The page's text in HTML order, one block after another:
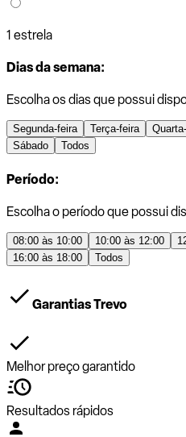
1 estrela
Dias da semana:
Escolha os dias que possui
Segunda-feira Terça-feira
Sábado
Todos
Período:
Escolha o período que possui
08:00 às 10:00 10:00 às 12:00
16:00 às 18:00
Todos
Garantias Trevo
Melhor preço garantido
Resultados rápidos